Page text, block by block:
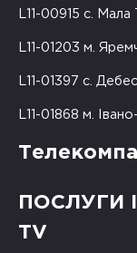
L11-00915 с.
L11-01203 м.
L11-01397 с.
L11-01868 м.
ПОСЛУГИ
TV